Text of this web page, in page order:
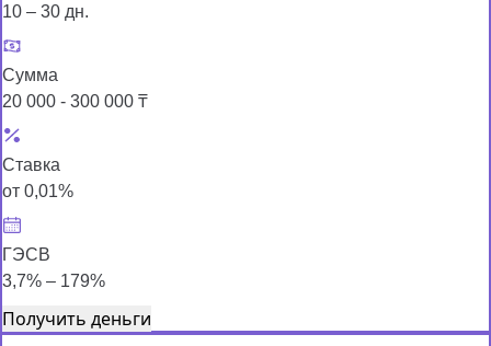
10 – 30 дн.
Сумма
20 000 - 300 000 ₸
Ставка
от 0,01%
ГЭСВ
3,7% – 179%
Получить деньги